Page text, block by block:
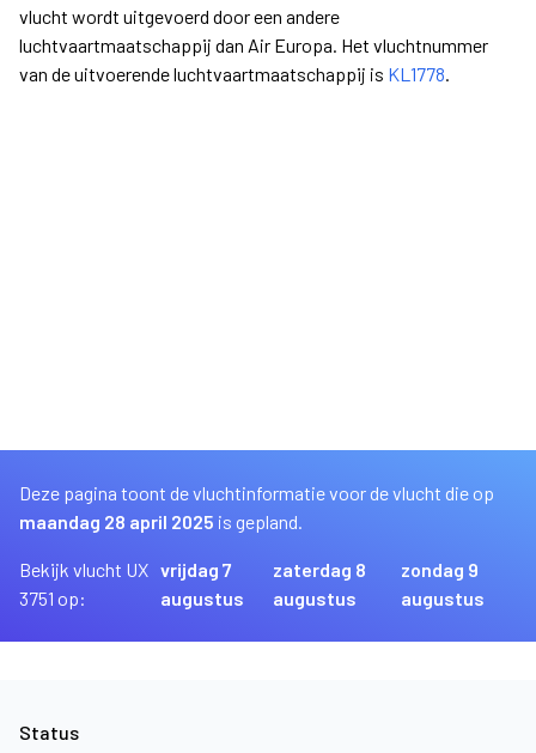
vlucht wordt uitgevoerd door een andere
luchtvaartmaatschappij dan Air Europa. Het vluchtnummer
van de uitvoerende luchtvaartmaatschappij is KL1778.
Deze pagina toont de vluchtinformatie voor de vlucht die op
maandag 28 april 2025 is gepland.
Bekijk vlucht UX
3751 op:
vrijdag 7
augustus
zaterdag 8
augustus
zondag 9
augustus
Status